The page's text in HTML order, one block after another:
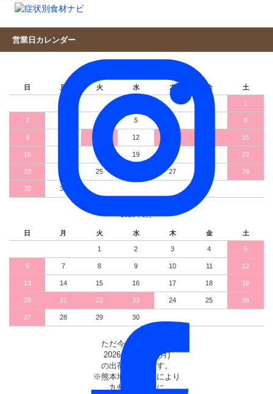
営業日カレンダー
日 月 火 水 木 金 土
1
2 5 8
9 12 15
16 18 19 22
23 25 27 29
30 31
2026年9月
日 月 火 水 木 金 土
1 2 3 4 5
6 7 8 9 10 11 12
13 14 15 16 17 18 19
20 21 22 23 24 25 26
27 28 29 30
ただ今のご注文は、
2026年8月10日(月)
の出荷となります。
※熊本地震の影響により
九州から全国に